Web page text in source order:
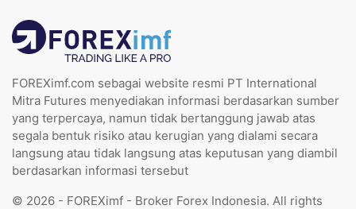
FOREXimf.com sebagai website resmi PT International
Mitra Futures menyediakan informasi berdasarkan sumber
yang terpercaya, namun tidak bertanggung jawab atas
segala bentuk risiko atau kerugian yang dialami secara
langsung atau tidak langsung atas keputusan yang diambil
berdasarkan informasi tersebut
© 2026 - FOREXimf - Broker Forex Indonesia. All rights